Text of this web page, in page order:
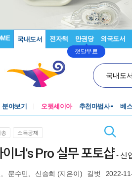
국내도서 전자책 만권당
첫달무료
외국도서
국내도
분야보기 오뒷세이아 추천마법사 베
소득공제
이너's Pro 실무 포토샵- 신
문수민 신승희 (지은이) 길벗 2022-